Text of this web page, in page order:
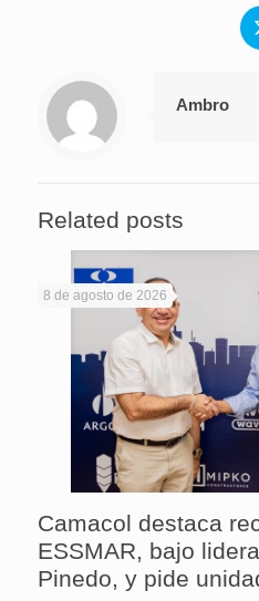
Ambro
Related posts
8 de agosto de 2026
Camacol destaca
ESSMAR, bajo
Pinedo, y pide